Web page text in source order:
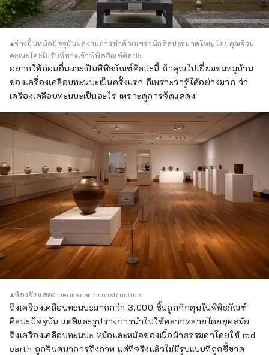
▲ช่างปั้นหม้อปัจจุบันผลงานการทำด้วยเซรามิกศิลปะขนาดใหญ่โดยคุณจิวน
คะเนะโคะไปรับที่ทางเข้าพิพิธภัณฑ์ศิลปะ
อยากให้ก่อนอื่นแวะเป็นพิพิธภัณฑ์ศิลปะนี้ ถ้าคุณไปเยี่ยมชมหมู่บ้าน
ของเครื่องเคลือบทะนบะเป็นครั้งแรก ก็เพราะว่ารู้ได้อย่างมาก ว่า
เครื่องเคลือบทะนบะเป็นอะไร เพราะดูการจัดแสดง
▲ห้องจัดแสดง permanent construction
ถึงเครื่องเคลือบทะนบะมากกว่า 3,000 ชิ้นถูกกักตุนในพิพิธภัณฑ์
ศิลปะปัจจุบัน แต่สีและรูปร่างการนำไปใช้หลากหลายโดยยุคสมัย
ถึงเครื่องเคลือบทะนบะ หม้อและหม้อของเนื้อผ้าธรรมดาโดยใช้ red
earth ถูกจินตนาการถึงภาพ แต่ที่จริงแล้วไม่มีรูปแบบที่ถูกชี้ขาด